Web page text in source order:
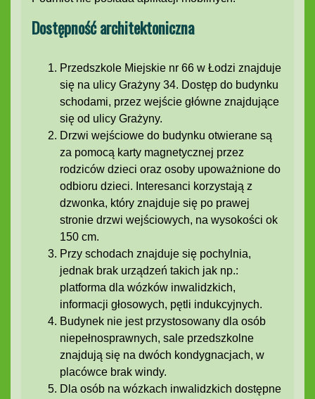
Dostępność architektoniczna
Przedszkole Miejskie nr 66 w Łodzi znajduje
się na ulicy Grażyny 34. Dostęp do budynku
schodami, przez wejście główne znajdujące
się od ulicy Grażyny.
Drzwi wejściowe do budynku otwierane są
za pomocą karty magnetycznej przez
rodziców dzieci oraz osoby upoważnione do
odbioru dzieci. Interesanci korzystają z
dzwonka, który znajduje się po prawej
stronie drzwi wejściowych, na wysokości ok
150 cm.
Przy schodach znajduje się pochylnia,
jednak brak urządzeń takich jak np.:
platforma dla wózków inwalidzkich,
informacji głosowych, pętli indukcyjnych.
Budynek nie jest przystosowany dla osób
niepełnosprawnych, sale przedszkolne
znajdują się na dwóch kondygnacjach, w
placówce brak windy.
Dla osób na wózkach inwalidzkich dostępne